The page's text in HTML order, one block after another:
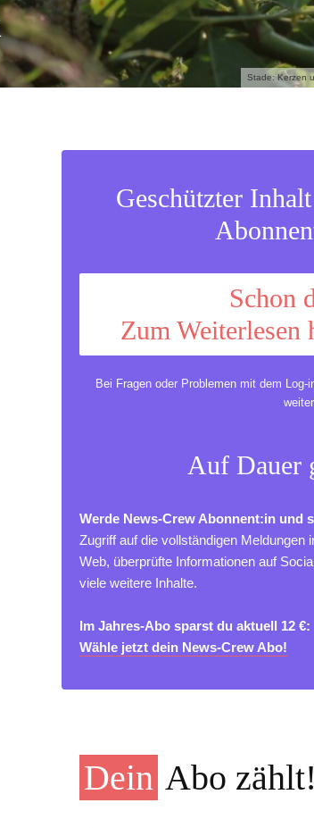
Stade: Kerzen
Geschützter
Schon
Zum Weiterlesen
Bei Fragen oder Problemen mit dem Log-
Auf Dauer
Werde News-Crew Abonnent:in und
Zugriff auf die vollständigen Meldungen
Web, überprüfte Informationen auf
viele weitere Inhalte.
Im Jahres-Abo sparst du aktuell 12 €:
Wähle jetzt dein News-Crew Abo!
Dein Abo zählt!